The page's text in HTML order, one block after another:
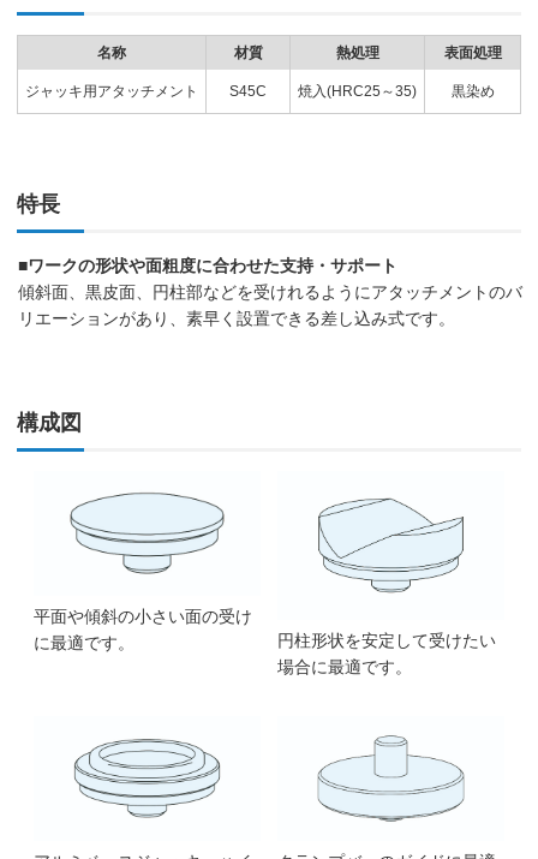
名称 材質 熱処理 表面処理
ジャッキ用アタッチメント S45C 焼入(HRC25～35) 黒染め
特長
■ワークの形状や面粗度に合わせた支持・サポート
傾斜面、黒皮面、円柱部などを受けれるようにアタッチメントのバ
リエーションがあり、素早く設置できる差し込み式です。
構成図
平面や傾斜の小さい面の受け
に最適です。
円柱形状を安定して受けたい
場合に最適です。